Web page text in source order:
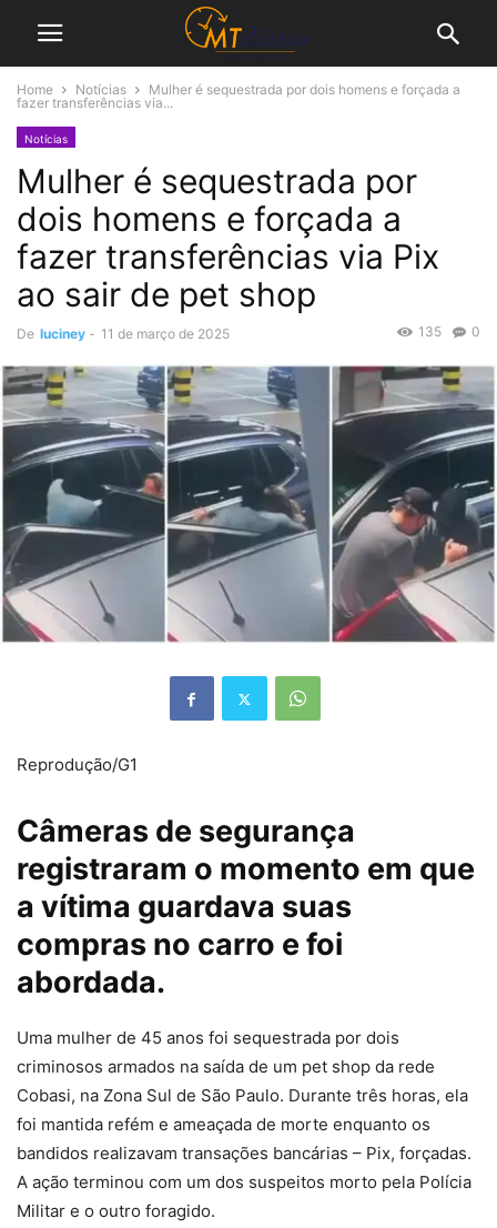
Home Notícias
Mulher é sequestrada por dois homens e forçada a
fazer transferências via...
Notícias
Mulher é sequestrada por
dois homens e forçada a
fazer transferências via Pix
ao sair de pet shop
De luciney - 11 de março de 2025 0
135
Reprodução/G1
Câmeras de segurança
registraram o momento em que
a vítima guardava suas
compras no carro e foi
abordada.
Uma mulher de 45 anos foi sequestrada por dois
criminosos armados na saída de um pet shop da rede
Cobasi, na Zona Sul de São Paulo. Durante três horas, ela
foi mantida refém e ameaçada de morte enquanto os
bandidos realizavam transações bancárias – Pix, forçadas.
A ação terminou com um dos suspeitos morto pela Polícia
Militar e o outro foragido.